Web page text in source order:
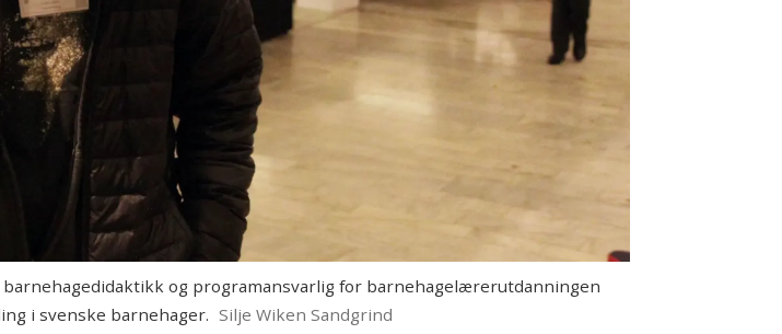
og programansvarlig for barnehagelærerutdanningen
i svenske barnehager. Silje Wiken Sandgrind